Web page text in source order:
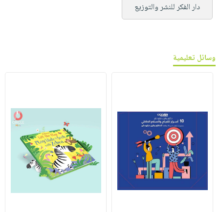
دار الفكر للنشر والتوزيع
وسائل تعليمية